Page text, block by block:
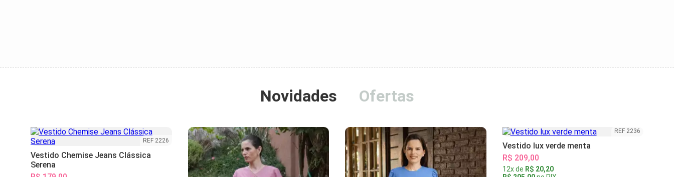
Novidades Ofertas
REF 2226
Vestido Chemise Jeans Clássica
Serena
REF 2236
Vestido lux verde menta
R$ 209,00
12x de R$ 20,20